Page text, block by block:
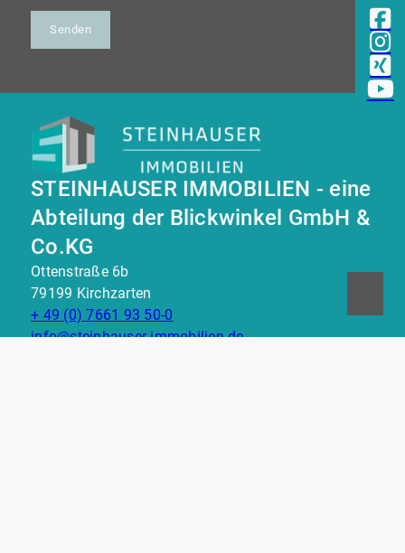
Senden
STEINHAUSER IMMOBILIEN - eine
Abteilung der Blickwinkel GmbH &
Co.KG
Ottenstraße 6b
79199 Kirchzarten
+ 49 (0) 7661 93 50-0
info@steinhauser-immobilien.de